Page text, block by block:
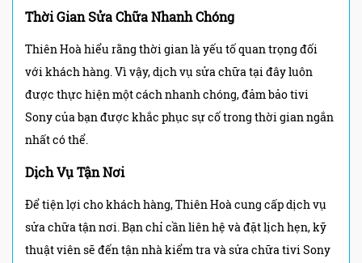
Thời Gian Sửa Chữa Nhanh Chóng
Thiên Hoà hiểu rằng thời gian là yếu tố quan trọng đối
với khách hàng. Vì vậy, dịch vụ sửa chữa tại đây luôn
được thực hiện một cách nhanh chóng, đảm bảo tivi
Sony của bạn được khắc phục sự cố trong thời gian ngắn
nhất có thể.
Dịch Vụ Tận Nơi
Để tiện lợi cho khách hàng, Thiên Hoà cung cấp dịch vụ
sửa chữa tận nơi. Bạn chỉ cần liên hệ và đặt lịch hẹn, kỹ
thuật viên sẽ đến tận nhà kiểm tra và sửa chữa tivi Sony